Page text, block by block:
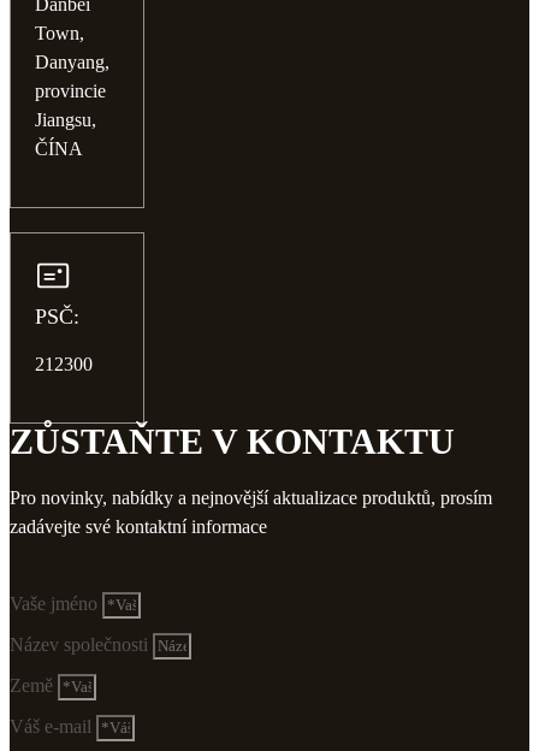
Danbei
Town,
Danyang,
provincie
Jiangsu,
ČÍNA
PSČ:
212300
ZŮSTAŇTE V KONTAKTU
Pro novinky, nabídky a nejnovější aktualizace produktů, prosím
zadávejte své kontaktní informace
Vaše jméno
Název společnosti
Země
Váš e-mail